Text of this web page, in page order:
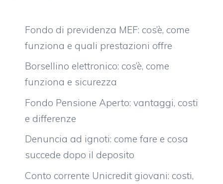
Fondo di previdenza MEF: cos’è, come
funziona e quali prestazioni offre
Borsellino elettronico: cos’è, come
funziona e sicurezza
Fondo Pensione Aperto: vantaggi, costi
e differenze
Denuncia ad ignoti: come fare e cosa
succede dopo il deposito
Conto corrente Unicredit giovani: costi,